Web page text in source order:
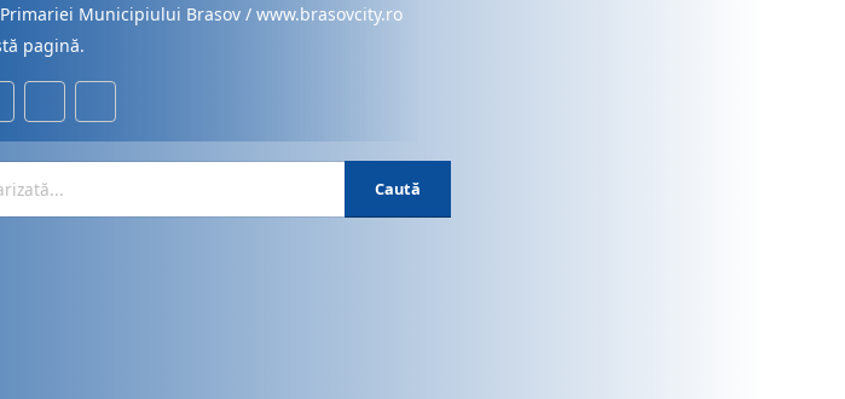
Municipiului Brasov / www.brasovcity.ro
pagină.
Caută